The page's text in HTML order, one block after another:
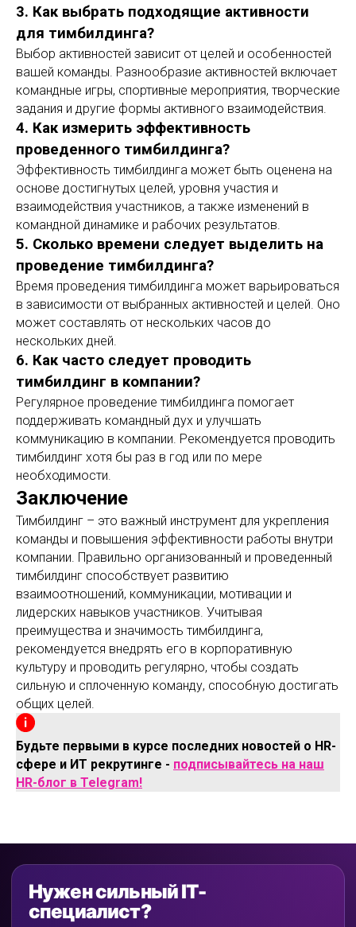
3. Как выбрать подходящие активности
для тимбилдинга?
Выбор активностей зависит от целей и особенностей
вашей команды. Разнообразие активностей включает
командные игры, спортивные мероприятия, творческие
задания и другие формы активного взаимодействия.
4. Как измерить эффективность
проведенного тимбилдинга?
Эффективность тимбилдинга может быть оценена на
основе достигнутых целей, уровня участия и
взаимодействия участников, а также изменений в
командной динамике и рабочих результатов.
5. Сколько времени следует выделить на
проведение тимбилдинга?
Время проведения тимбилдинга может варьироваться
в зависимости от выбранных активностей и целей. Оно
может составлять от нескольких часов до
нескольких дней.
6. Как часто следует проводить
тимбилдинг в компании?
Регулярное проведение тимбилдинга помогает
поддерживать командный дух и улучшать
коммуникацию в компании. Рекомендуется проводить
тимбилдинг хотя бы раз в год или по мере
необходимости.
Заключение
Тимбилдинг – это важный инструмент для укрепления
команды и повышения эффективности работы внутри
компании. Правильно организованный и проведенный
тимбилдинг способствует развитию
взаимоотношений, коммуникации, мотивации и
лидерских навыков участников. Учитывая
преимущества и значимость тимбилдинга,
рекомендуется внедрять его в корпоративную
культуру и проводить регулярно, чтобы создать
сильную и сплоченную команду, способную достигать
общих целей.
Будьте первыми в курсе последних новостей о HR-
сфере и ИТ рекрутинге - подписывайтесь на наш
HR-блог в Telegram!
Нужен сильный IT-
специалист?